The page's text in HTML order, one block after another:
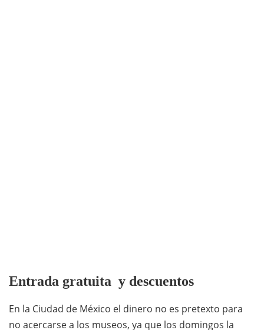
Entrada gratuita y descuentos
En la Ciudad de México el dinero no es pretexto para
no acercarse a los museos, ya que los domingos la